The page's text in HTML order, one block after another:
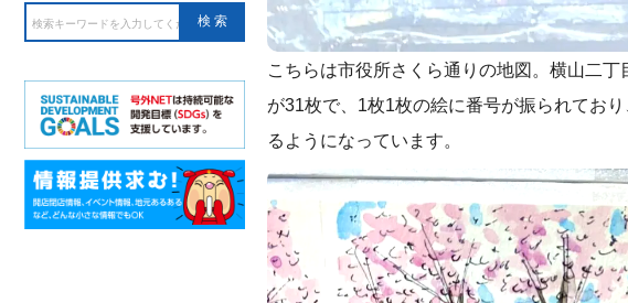
こちらは市役所さくら通りの地図。横山二
が31枚で、1枚1枚の絵に番号が振られてお
るようになっています。